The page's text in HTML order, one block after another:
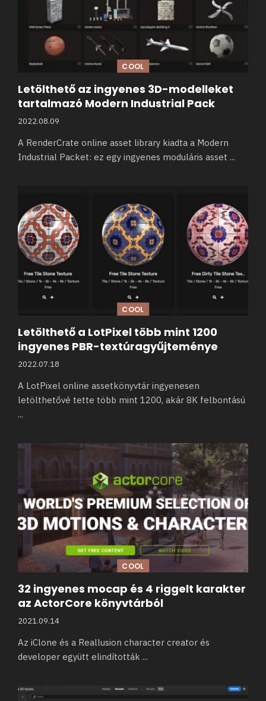
COOL
Letölthető az ingyenes 3D-modelleket
tartalmazó Modern Industrial Pack
2022.08.09
A RenderCrate online asset library kiadta a Modern
Industrial Packet: ez egy ingyenes moduláris asset ...
COOL
Letölthető a LotPixel több mint 1200
ingyenes PBR-textúragyűjteménye
2022.07.18
A LotPixel online assetkönyvtár ingyenesen
letölthetővé tette több mint 1200, akár 8K felbontású
...
COOL
32 ingyenes mocap és 4 riggelt karakter
az ActorCore könyvtárból
2021.09.14
Az iClone és a Reallusion character creator és
developer együtt elindították ...